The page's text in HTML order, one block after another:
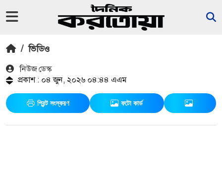
/ ভিডিও
নিউজ ডেস্ক
প্রকাশ : ০৪ জুন, ২০২৬ ০৪:৪৪ এএম
প্রিন্ট সংস্করণ ফটো কার্ড